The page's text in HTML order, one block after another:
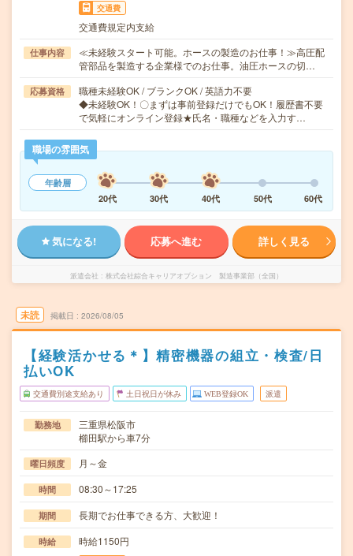
交通費
交通費規定内支給
仕事内容
≪未経験スタート可能。ホースの製造のお仕事！≫高圧配
管部品を製造する企業様でのお仕事。油圧ホースの切…
応募資格
職種未経験OK / ブランクOK / 英語力不要
◆未経験OK！〇まずは事前登録だけでもOK！履歴書不要
で気軽にオンライン登録★氏名・職種などを入力す…
職場の雰囲気
年齢層
20代
30代 40代 50代 60代
気になる! 応募へ進む 詳しく見る
派遣会社 株式会社綜合キャリアオプション 製造事業部（全国）
未読 掲載日 2026/08/05
【経験活かせる＊】精密機器の組立・検査/日
払いOK
交通費別途支給あり 土日祝日が休み WEB登録OK 派遣
勤務地
三重県松阪市
櫛田駅から車7分
曜日頻度 月～金
時間 08:30～17:25
期間 長期でお仕事できる方、大歓迎！
時給 時給1150円